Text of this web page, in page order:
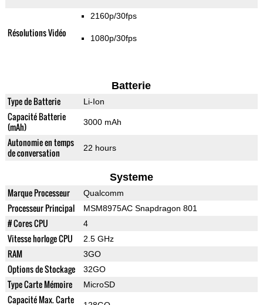
Résolutions Vidéo
2160p/30fps
1080p/30fps
Batterie
Type de Batterie Li-Ion
Capacité Batterie
(mAh)
3000 mAh
Autonomie en temps
de conversation
22 hours
Systeme
Marque Processeur Qualcomm
Processeur Principal MSM8975AC Snapdragon 801
# Cores CPU 4
Vitesse horloge CPU 2.5 GHz
RAM 3GO
Options de Stockage 32GO
Type Carte Mémoire MicroSD
Capacité Max. Carte